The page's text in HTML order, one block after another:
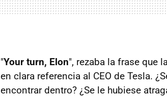
"Your turn, Elon", rezaba la frase que
en clara referencia al CEO de Tesla.
encontrar dentro? ¿Se le hubiese